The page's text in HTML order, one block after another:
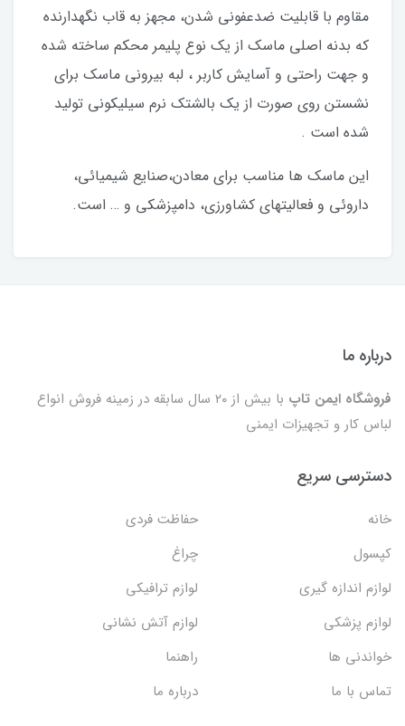
مقاوم با قابلیت ضدعفونی شدن، مجهز به قاب نگهدارنده
که بدنه اصلی ماسک از یک نوع پلیمر محکم ساخته شده
و جهت راحتی و آسایش کاربر ، لبه بیرونی ماسک برای
نشستن روی صورت از یک بالشتک نرم سیلیکونی تولید
شده است .
این ماسک ها مناسب برای معادن،صنایع شیمیائی،
داروئی و فعالیتهای کشاورزی، دامپزشکی و … است.
درباره ما
فروشگاه ایمن تاپ
با بیش از ۲۰ سال سابقه در زمینه فروش انواع
لباس کار و تجهیزات ایمنی
دسترسی سریع
خانه
حفاظت فردی
کپسول
چراغ
لوازم اندازه گیری
لوازم ترافیکی
لوازم پزشکی
لوازم آتش نشانی
خواندنی ها
راهنما
تماس با ما
درباره ما